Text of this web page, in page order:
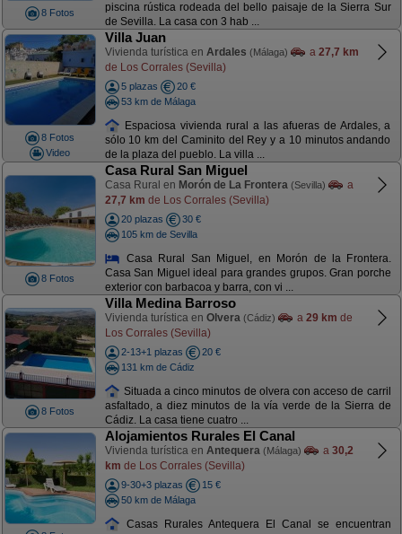
8 Fotos
piscina rústica rodeada del bello paisaje de la Sierra Sur
de Sevilla. La casa con 3 hab ...
8 Fotos
Video
Villa Juan
Vivienda turística en Ardales (Málaga) a 27,7 km
de Los Corrales (Sevilla)
5 plazas
20 €
53 km de Málaga
Espaciosa vivienda rural a las afueras de Ardales, a
sólo 10 km del Caminito del Rey y a 10 minutos andando
de la plaza del pueblo. La villa ...
8 Fotos
Casa Rural San Miguel
Casa Rural en Morón de La Frontera (Sevilla)
a
27,7 km de Los Corrales (Sevilla)
20 plazas
30 €
105 km de Sevilla
Casa Rural San Miguel, en Morón de la Frontera.
Casa San Miguel ideal para grandes grupos. Gran porche
exterior con barbacoa y barra, con vi ...
8 Fotos
Villa Medina Barroso
Vivienda turística en Olvera (Cádiz) a 29 km de
Los Corrales (Sevilla)
2-13+1 plazas
20 €
131 km de Cádiz
Situada a cinco minutos de olvera con acceso de carril
asfaltado, a diez minutos de la vía verde de la Sierra de
Cádiz. La casa tiene cuatro ...
Alojamientos Rurales El Canal
Vivienda turística en Antequera (Málaga) a 30,2
km de Los Corrales (Sevilla)
9-30+3 plazas
15 €
50 km de Málaga
Casas Rurales Antequera El Canal se encuentran